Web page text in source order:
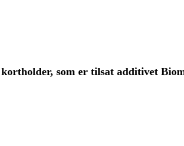
som er tilsat additivet